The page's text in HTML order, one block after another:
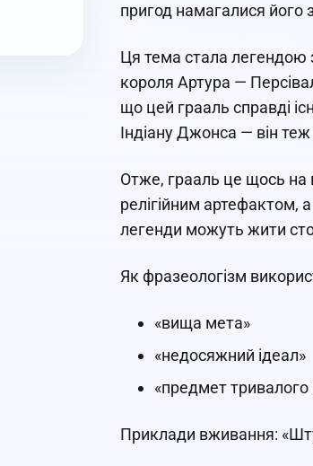
пригод намагалися його
Ця тема стала легендою
короля Артура —
що цей грааль справді
Індіану Джонса — він
Отже, грааль це щось на
релігійним артефактом,
легенди можуть жити
Як фразеологізм
«вища мета»
«недосяжний ідеал»
«предмет
Приклади вживання: